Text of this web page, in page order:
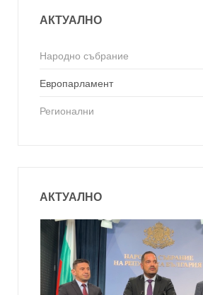
АКТУАЛНО
Народно събрание
Европарламент
Регионални
АКТУАЛНО